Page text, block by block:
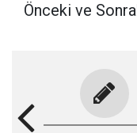
Önceki ve